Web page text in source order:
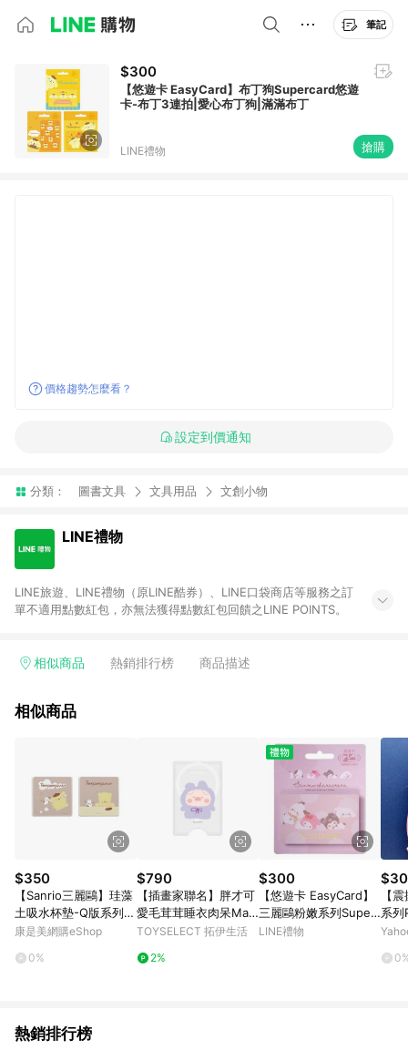
筆記
$300
【悠遊卡 EasyCard】布丁狗Supercard悠遊
卡-布丁3連拍|愛心布丁狗|滿滿布丁
LINE禮物 搶購
價格趨勢怎麼看？
設定到價通知
分類： 圖書文具 文具用品 文創小物
LINE禮物
LINE旅遊、LINE禮物（原LINE酷券）、LINE口袋商店等服務之訂
單不適用點數紅包，亦無法獲得點數紅包回饋之LINE POINTS。
相似商品 熱銷排行榜 商品描述
相似商品
$350
【Sanrio三麗鷗】珪藻
土吸水杯墊-Q版系列
布丁狗小貓（方） （2
m） _廠商直送
康是美網購eShop
0%
$790
【插畫家聯名】胖才可
愛毛茸茸睡衣肉呆Mag
Safe磁吸卡片夾
TOYSELECT 拓伊生活
2%
$300
【悠遊卡 EasyCard】
三麗鷗粉嫩系列Super
Card悠遊卡-一起趴
LINE禮物
【
系
公主
熱銷排行榜